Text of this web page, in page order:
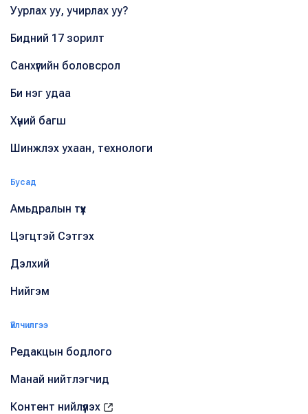
Уурлах уу, учирлах уу?
Бидний 17 зорилт
Санхүүгийн боловсрол
Би нэг удаа
Хүний багш
Шинжлэх ухаан, технологи
Бусад
Амьдралын түүх
Цэгцтэй Сэтгэх
Дэлхий
Нийгэм
Үйлчилгээ
Редакцын бодлого
Манай нийтлэгчид
Контент нийлүүлэх